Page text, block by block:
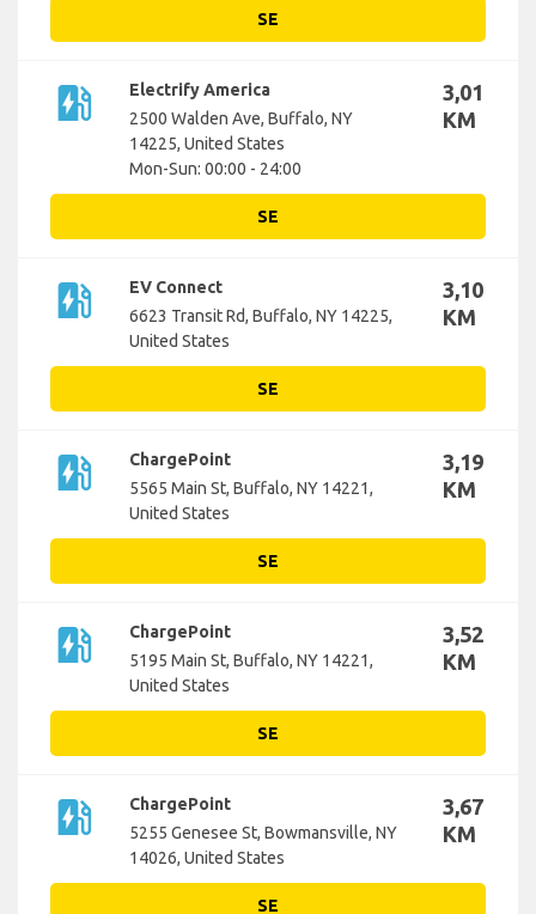
SE
ev_station
Electrify America
2500 Walden Ave, Buffalo, NY
14225, United States
Mon-Sun: 00:00 - 24:00
3,01
KM
SE
ev_station
EV Connect
6623 Transit Rd, Buffalo, NY 14225,
United States
3,10
KM
SE
ev_station
ChargePoint
5565 Main St, Buffalo, NY 14221,
United States
3,19
KM
SE
ev_station
ChargePoint
5195 Main St, Buffalo, NY 14221,
United States
3,52
KM
SE
ev_station
ChargePoint
5255 Genesee St, Bowmansville, NY
14026, United States
3,67
KM
SE